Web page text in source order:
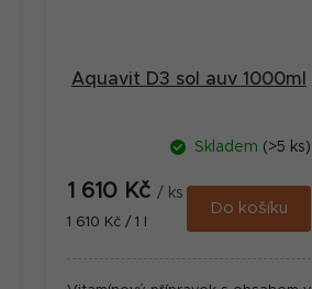
Aquavit D3 sol auv 1000ml
Skladem (>5 ks)
1 610 Kč / ks
Měrná
1 610 Kč / 1 l
Do košíku